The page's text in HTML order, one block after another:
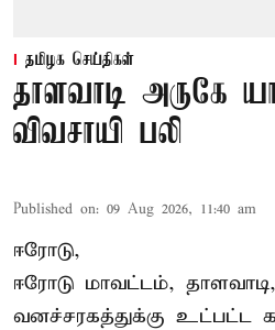
தமிழக செய்திகள்
தாளவாடி அருகே
விவசாயி பலி
Published on: 09 Aug 2026, 11:40 am
ஈரோடு,
ஈரோடு மாவட்டம், தாளவாடி
வனச்சரகத்துக்கு உட்பட்ட